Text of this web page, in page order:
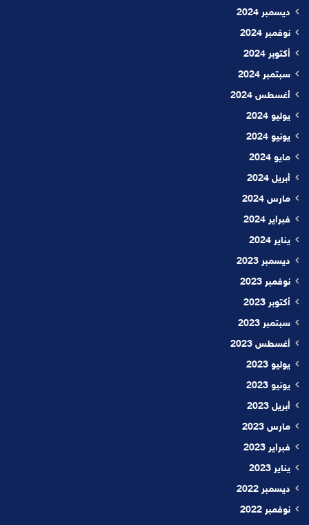
ديسمبر 2024
نوفمبر 2024
أكتوبر 2024
سبتمبر 2024
أغسطس 2024
يوليو 2024
يونيو 2024
مايو 2024
أبريل 2024
مارس 2024
فبراير 2024
يناير 2024
ديسمبر 2023
نوفمبر 2023
أكتوبر 2023
سبتمبر 2023
أغسطس 2023
يوليو 2023
يونيو 2023
أبريل 2023
مارس 2023
فبراير 2023
يناير 2023
ديسمبر 2022
نوفمبر 2022